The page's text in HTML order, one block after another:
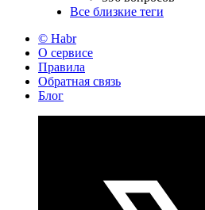
Все близкие теги
© Habr
О сервисе
Правила
Обратная связь
Блог